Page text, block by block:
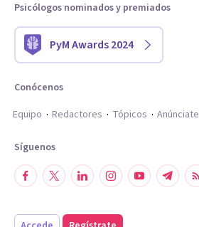
Psicólogos nominados y premiados
PyM Awards 2024
Conócenos
Equipo
Redactores Tópicos Anúnciate
Síguenos